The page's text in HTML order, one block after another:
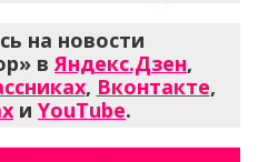
на новости
в Яндекс.Дзен,
, Вконтакте,
и YouTube.